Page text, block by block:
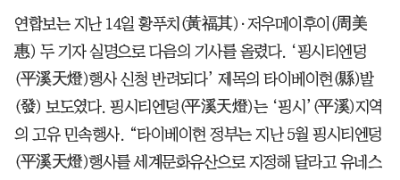
연합보는 지난 14일 황푸치(黃福其)·저우메이후이(周美
惠) 두 기자 실명으로 다음의 기사를 올렸다. ‘핑시티엔덩
(平溪天燈)행사 신청 반려되다’ 제목의 타이베이현(縣)발
(發) 보도였다. 핑시티엔덩(平溪天燈)는 ‘핑시’(平溪)지역
의 고유 민속행사. “타이베이현 정부는 지난 5월 핑시티엔덩
(平溪天燈)행사를 세계문화유산으로 지정해 달라고 유네스